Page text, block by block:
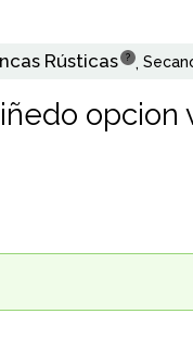
Rústicas ? ,